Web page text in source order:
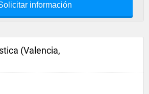
información
(Valencia,